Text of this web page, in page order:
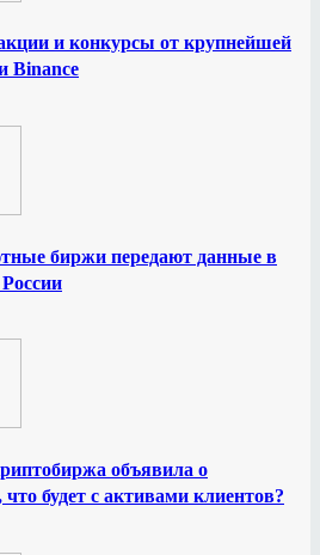
и конкурсы от крупнейшей
Binance
биржи передают данные в
объявила о
что будет с активами клиентов?